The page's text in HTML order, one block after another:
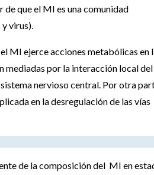
que el MI es una comunidad
virus).
MI ejerce acciones metabólicas en
mediadas por la interacción local
nervioso central. Por otra
en la desregulación de las vías
de la composición del MI en